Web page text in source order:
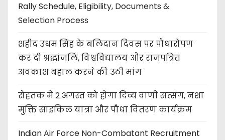
Rally Schedule, Eligibility, Documents &
Selection Process
शहीद उधम सिंह के बलिदान दिवस पर पौधारोपण
कर दी श्रद्धांजलि, विश्वविद्यालय और राजपत्रित
अवकाश बहाल करने की उठी मांग
रोहतक में 2 अगस्त को होगा दिव्य वाणी सत्संग, नशा
मुक्ति साइकिल यात्रा और पौधा वितरण कार्यक्रम
Indian Air Force Non-Combatant Recruitment